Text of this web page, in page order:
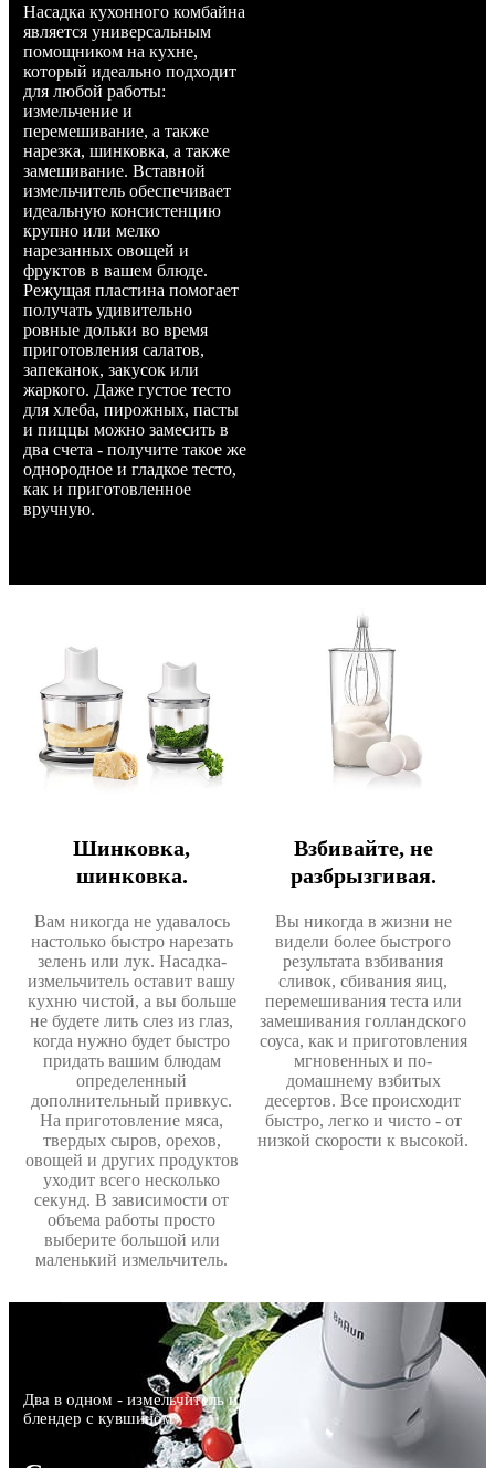
Насадка кухонного комбайна
является универсальным
помощником на кухне,
который идеально подходит
для любой работы:
измельчение и
перемешивание, а также
нарезка, шинковка, а также
замешивание. Вставной
измельчитель обеспечивает
идеальную консистенцию
крупно или мелко
нарезанных овощей и
фруктов в вашем блюде.
Режущая пластина помогает
получать удивительно
ровные дольки во время
приготовления салатов,
запеканок, закусок или
жаркого. Даже густое тесто
для хлеба, пирожных, пасты
и пиццы можно замесить в
два счета - получите такое же
однородное и гладкое тесто,
как и приготовленное
вручную.
Шинковка,
шинковка.
Вам никогда не удавалось
настолько быстро нарезать
зелень или лук. Насадка-
измельчитель оставит вашу
кухню чистой, а вы больше
не будете лить слез из глаз,
когда нужно будет быстро
придать вашим блюдам
определенный
дополнительный привкус.
На приготовление мяса,
твердых сыров, орехов,
овощей и других продуктов
уходит всего несколько
секунд. В зависимости от
объема работы просто
выберите большой или
маленький измельчитель.
Взбивайте, не
разбрызгивая.
Вы никогда в жизни не
видели более быстрого
результата взбивания
сливок, сбивания яиц,
перемешивания теста или
замешивания голландского
соуса, как и приготовления
мгновенных и по-
домашнему взбитых
десертов. Все происходит
быстро, легко и чисто - от
низкой скорости к высокой.
Два в одном - измельчитель и
блендер с кувшином